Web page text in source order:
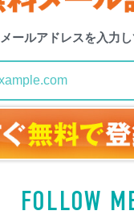
メールアドレスを入力
FOLLOW